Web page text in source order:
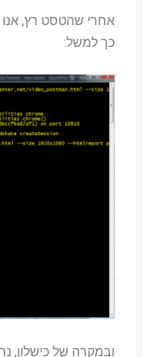
אחרי שהטסט רץ, אנו
כך למשל:
ובמקרה של כישלון,